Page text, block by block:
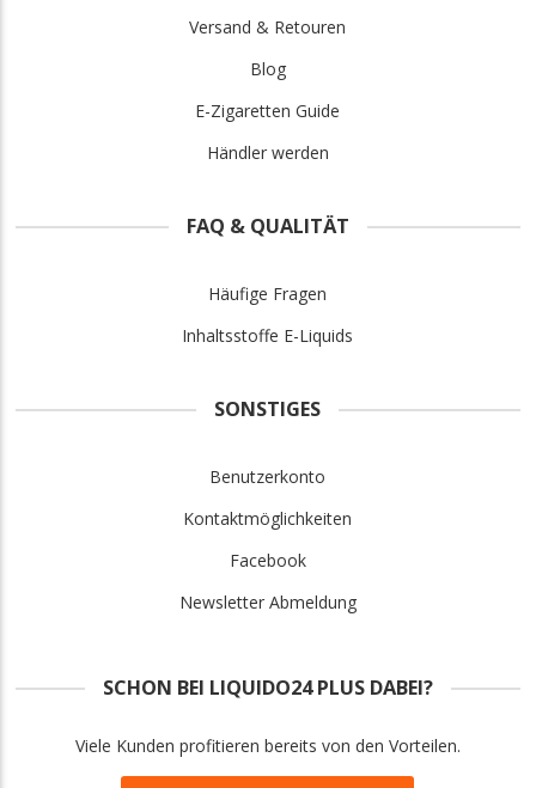
Versand & Retouren
Blog
E-Zigaretten Guide
Händler werden
FAQ & QUALITÄT
Häufige Fragen
Inhaltsstoffe E-Liquids
SONSTIGES
Benutzerkonto
Kontaktmöglichkeiten
Facebook
Newsletter Abmeldung
SCHON BEI LIQUIDO24 PLUS DABEI?
Viele Kunden profitieren bereits von den Vorteilen.